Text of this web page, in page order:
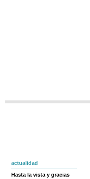
actualidad
Hasta la vista y gracias